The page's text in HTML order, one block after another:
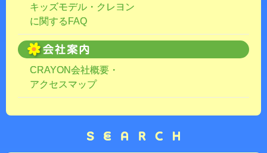
キッズモデル・クレヨン
に関するFAQ
CRAYON会社概要・
アクセスマップ